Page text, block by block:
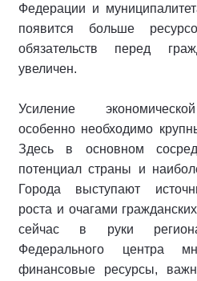
Федерации и
появится больше
обязательств перед
увеличен.
Усиление
особенно необходимо
Здесь в основном
потенциал страны и
Города выступают
роста и очагами
сейчас в руки
Федерального центра
финансовые ресурсы,